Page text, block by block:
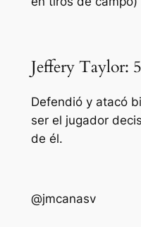
Jeffery Taylor:
Defendió y atacó
ser el jugador
de él.
@jmcanasv